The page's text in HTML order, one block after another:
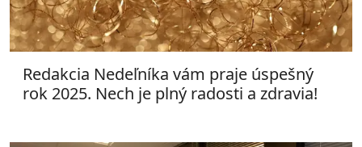
Redakcia Nedeľníka vám praje úspešný
rok 2025. Nech je plný radosti a zdravia!